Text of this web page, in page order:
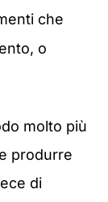
che
o
molto più
produrre
di